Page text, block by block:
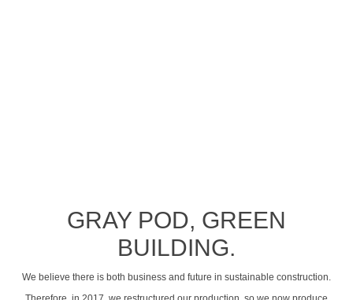
GRAY POD, GREEN
BUILDING.
We believe there is both business and future in sustainable construction.